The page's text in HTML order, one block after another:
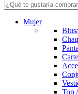
Mujer
Top